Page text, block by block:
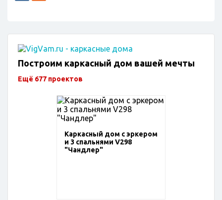
Построим каркасный дом вашей мечты
Ещё 677 проектов
Каркасный дом с эркером
и 3 спальнями V298
"Чандлер"